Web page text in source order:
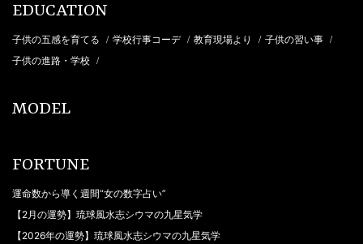
EDUCATION
子供の五感を育てる / 学校行事コーデ / 教育現場より / 子供の習い事 /
子供の進路・学校 /
MODEL
FORTUNE
運命数から導く週間“女の数字占い”
【2月の運勢】琉球風水志シウマの九星気学
【2026年の運勢】琉球風水志シウマの九星気学